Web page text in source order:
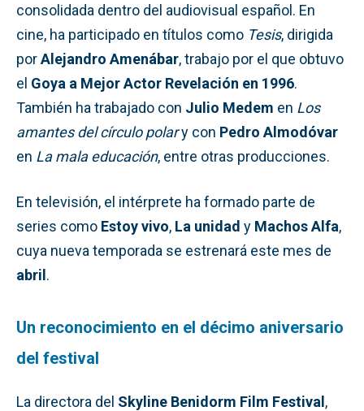
consolidada dentro del audiovisual español. En
cine, ha participado en títulos como Tesis, dirigida
porAlejandro Amenábar, trabajo por el que obtuvo
el Goya a Mejor Actor Revelación en 1996.
También ha trabajado con Julio Medem en Los
amantes del círculo polary con Pedro Almodóvar
en La mala educación, entre otras producciones.
En televisión, el intérprete ha formado parte de
series como Estoy vivo, La unidad y Machos Alfa,
cuya nueva temporada se estrenará este mes de
abril.
Un reconocimiento en el décimo aniversario
del festival
La directora del Skyline Benidorm Film Festival,